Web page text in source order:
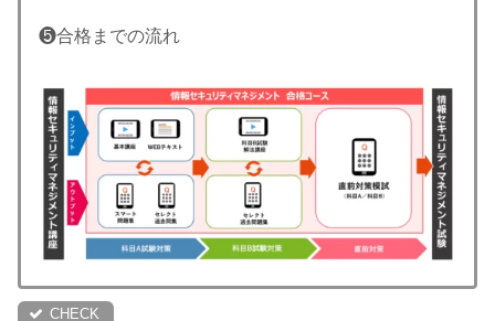
❺合格までの流れ